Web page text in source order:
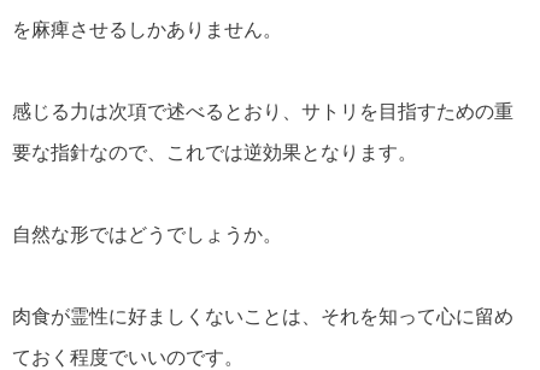
を麻痺させるしかありません。
感じる力は次項で述べるとおり、サトリを目指すための重
要な指針なので、これでは逆効果となります。
自然な形ではどうでしょうか。
肉食が霊性に好ましくないことは、それを知って心に留め
ておく程度でいいのです。